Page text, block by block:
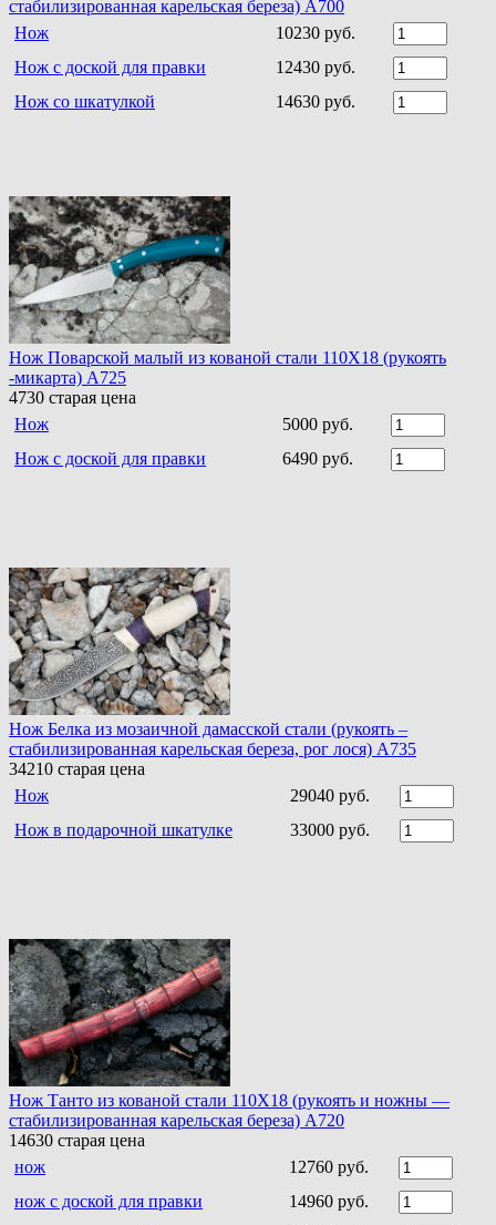
стабилизированная карельская береза) A700
Нож
10230 руб.
Нож с доской для правки
12430 руб.
Нож со шкатулкой
14630 руб.
Нож Поварской малый из кованой стали 110Х18 (рукоять
-микарта) A725
4730 старая цена
Нож
5000 руб.
Нож с доской для правки
6490 руб.
Нож Белка из мозаичной дамасской стали (рукоять –
стабилизированная карельская береза, рог лося) A735
34210 старая цена
Нож
29040 руб.
Нож в подарочной шкатулке
33000 руб.
Нож Танто из кованой стали 110Х18 (рукоять и ножны —
стабилизированная карельская береза) A720
14630 старая цена
нож
12760 руб.
нож с доской для правки
14960 руб.